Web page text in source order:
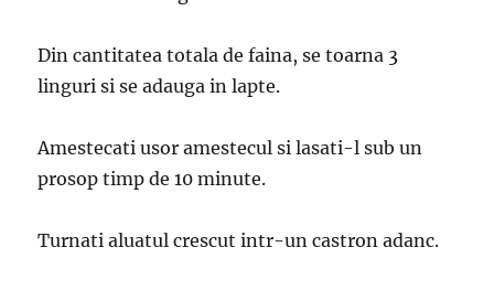
Din cantitatea totala de faina, se toarna 3
linguri si se adauga in lapte.
Amestecati usor amestecul si lasati-l sub un
prosop timp de 10 minute.
Turnati aluatul crescut intr-un castron adanc.